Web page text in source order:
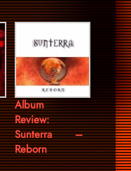
Album
Review:
Sunterra –
Reborn